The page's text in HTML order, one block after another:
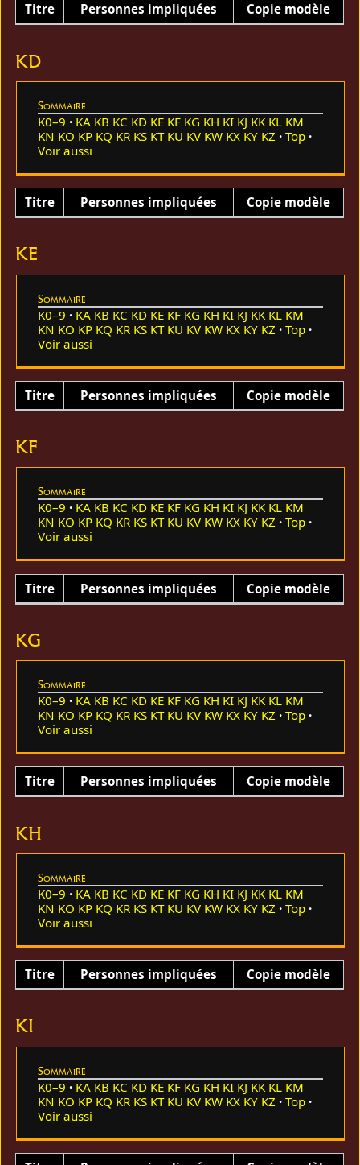
Titre Personnes impliquées Copie modèle
KD
Sommaire
K0–9 KA KB KC KD KE KF KG KH KI KJ KK KL KM
KN KO KP KQ KR KS KT KU KV KW KX KY KZ
Top
Voir aussi
Titre Personnes impliquées Copie modèle
KE
Sommaire
K0–9 KA KB KC KD KE KF KG KH KI KJ KK KL KM
KN KO KP KQ KR KS KT KU KV KW KX KY KZ
Top
Voir aussi
Titre Personnes impliquées Copie modèle
KF
Sommaire
K0–9 KA KB KC KD KE KF KG KH KI KJ KK KL KM
KN KO KP KQ KR KS KT KU KV KW KX KY KZ
Top
Voir aussi
Titre Personnes impliquées Copie modèle
KG
Sommaire
K0–9 KA KB KC KD KE KF KG KH KI KJ KK KL KM
KN KO KP KQ KR KS KT KU KV KW KX KY KZ
Top
Voir aussi
Titre Personnes impliquées Copie modèle
KH
Sommaire
K0–9 KA KB KC KD KE KF KG KH KI KJ KK KL KM
KN KO KP KQ KR KS KT KU KV KW KX KY KZ
Top
Voir aussi
Titre Personnes impliquées Copie modèle
KI
Sommaire
K0–9 KA KB KC KD KE KF KG KH KI KJ KK KL KM
KN KO KP KQ KR KS KT KU KV KW KX KY KZ
Top
Voir aussi